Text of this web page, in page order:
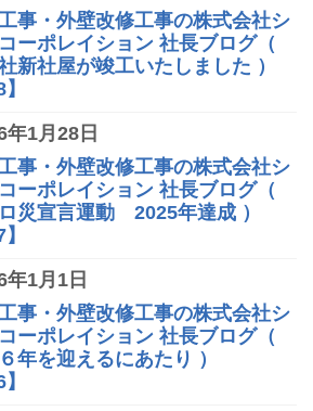
工事・外壁改修工事の株式会社シ
ーポレイション 社長ブログ（
新社屋が竣工いたしました ）
年1月28日
工事・外壁改修工事の株式会社シ
ーポレイション 社長ブログ（
災宣言運動 2025年達成 ）
年1月1日
工事・外壁改修工事の株式会社シ
ーポレイション 社長ブログ（
年を迎えるにあたり ）